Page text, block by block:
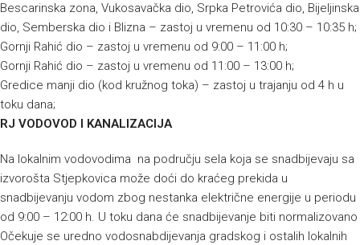
Bescarinska zona, Vukosavačka dio, Srpka Petrovića dio, Bijeljinska
dio, Semberska dio i Blizna – zastoj u vremenu od 10:30 – 10:35 h;
Gornji Rahić dio – zastoj u vremenu od 9:00 – 11:00 h;
Gornji Rahić dio – zastoj u vremenu od 11:00 – 13:00 h;
Gredice manji dio (kod kružnog toka) – zastoj u trajanju od 4 h u
toku dana;
RJ VODOVOD I KANALIZACIJA
Na lokalnim vodovodima na području sela koja se snadbijevaju sa
izvorošta Stjepkovica može doći do kraćeg prekida u
snadbijevanju vodom zbog nestanka električne energije u periodu
od 9:00 – 12:00 h. U toku dana će snadbijevanje biti normalizovano
Očekuje se uredno vodosnabdijevanja gradskog i ostalih lokalnih